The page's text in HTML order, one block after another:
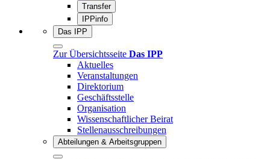
Transfer
IPPinfo
Das IPP
Zur Übersichtsseite Das IPP
Aktuelles
Veranstaltungen
Direktorium
Geschäftsstelle
Organisation
Wissenschaftlicher Beirat
Stellenausschreibungen
Abteilungen & Arbeitsgruppen